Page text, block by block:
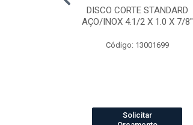
DISCO CORTE STANDARD
AÇO/INOX 4.1/2 X 1.0 X 7/8"
Código: 13001699
Solicitar